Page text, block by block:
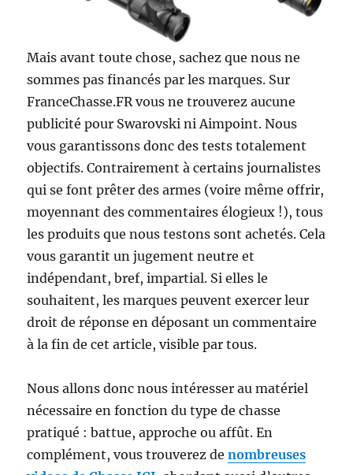
Mais avant toute chose, sachez que nous ne
sommes pas financés par les marques. Sur
FranceChasse.FR vous ne trouverez aucune
publicité pour Swarovski ni Aimpoint. Nous
vous garantissons donc des tests totalement
objectifs. Contrairement à certains journalistes
qui se font prêter des armes (voire même offrir,
moyennant des commentaires élogieux !), tous
les produits que nous testons sont achetés. Cela
vous garantit un jugement neutre et
indépendant, bref, impartial. Si elles le
souhaitent, les marques peuvent exercer leur
droit de réponse en déposant un commentaire
à la fin de cet article, visible par tous.
Nous allons donc nous intéresser au matériel
nécessaire en fonction du type de chasse
pratiqué : battue, approche ou affût. En
complément, vous trouverez denombreuses